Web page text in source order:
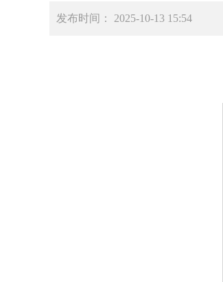
发布时间： 2025-10-13 15:54